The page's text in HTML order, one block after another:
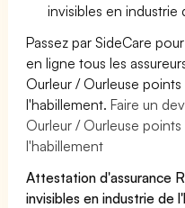
invisibles en industrie
Passez par SideCare
en ligne tous les
Ourleur / Ourleuse
l'habillement.Faire un
Ourleur / Ourleuse
l'habillement
Attestation d'assurance
invisibles en industrie de